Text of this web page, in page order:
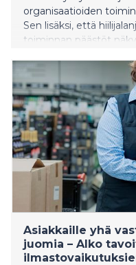
organisaatioiden
Sen lisäksi, että
toiminnan päästöt
asukkaiden
lajittelun, kierrätyksen
ilmastovaikutukset.
Asiakkaille yhä
juomia – Alko